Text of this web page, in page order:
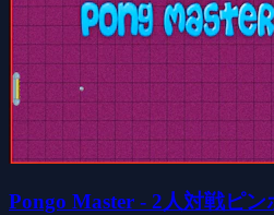
Pongo Master - 2人対戦ピン